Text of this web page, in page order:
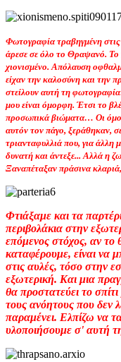
Φωτογραφία τραβηγμένη
άρεσε σε όλο το Θραψανό. Το
χιονισμένο. Απόλαυση
είχαν την καλοσύνη και την
στείλουν αυτή τη
μου είναι όμορφη. Έτσι το
προσωπικά βιώματα… Οι
αυτόν τον πάγο, ξεράθηκαν,
τριανταφυλλιά που, για άλλη
δυνατή και άντεξε... Αλλά η
Ξαναπέταξαν πράσινα
Φτιάξαμε και τα
περιβολάκια στην
επόμενος στόχος, αν το
καταφέρουμε, είναι να
στις αυλές, τόσο στην
εξωτερική. Και μια
θα προστατεύει το
τους ανόητους που δεν
παραμένει. Ελπίζω να
υλοποιήσουμε σ' αυτή